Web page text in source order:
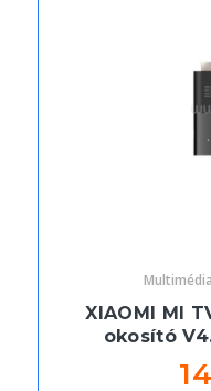
XIAOMI MI
okosító